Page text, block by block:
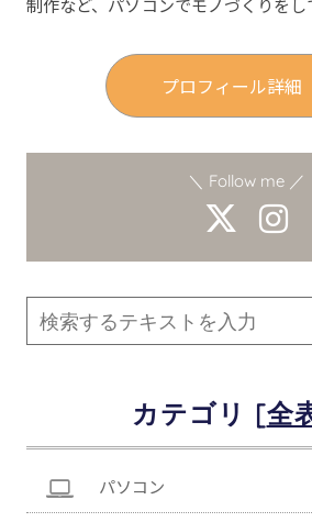
制作など、パソコンでモノづくりをし
プロフィール詳細
＼ Follow me ／
カテゴリ [
パソコン